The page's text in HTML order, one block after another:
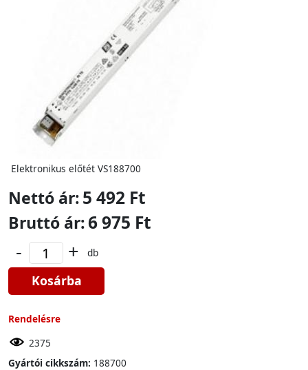
Elektronikus előtét VS188700
Nettó ár:5 492 Ft
Bruttó ár:6 975 Ft
- + db
Kosárba
Rendelésre
2375
Gyártói cikkszám: 188700